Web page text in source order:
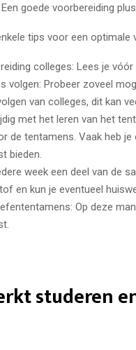
goede voorbereiding
tips voor een optimale
colleges: Lees je
volgen: Probeer zoveel
van colleges, dit kan
met het leren van het
de tentamens. Vaak heb
bieden.
week een deel van de
en kun je eventueel
Op deze
studeren